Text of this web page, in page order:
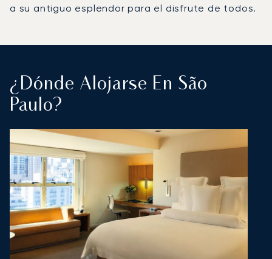
a su antiguo esplendor para el disfrute de todos.
¿Dónde Alojarse En São
Paulo?